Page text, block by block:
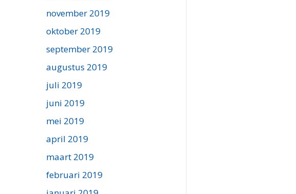
november 2019
oktober 2019
september 2019
augustus 2019
juli 2019
juni 2019
mei 2019
april 2019
maart 2019
februari 2019